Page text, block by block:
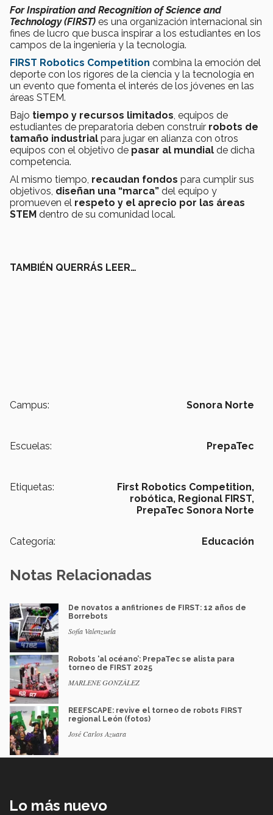
For Inspiration and Recognition of Science and
Technology (FIRST) es una organización internacional sin
fines de lucro que busca inspirar a los estudiantes en los
campos de la ingeniería y la tecnología.
FIRST Robotics Competition combina la emoción del
deporte con los rigores de la ciencia y la tecnología en
un evento que fomenta el interés de los jóvenes en las
áreas STEM.
Bajo tiempo y recursos limitados , equipos de
estudiantes de preparatoria deben construir robots de
tamaño industrial para jugar en alianza con otros
equipos con el objetivo de pasar al mundial de dicha
competencia.
Al mismo tiempo, recaudan fondos para cumplir sus
objetivos, diseñan una “marca” del equipo y
promueven el respeto y el aprecio por las áreas
STEM dentro de su comunidad local.
TAMBIÉN QUERRÁS LEER…
Campus: Sonora Norte
Escuelas: PrepaTec
Etiquetas:
First Robotics Competition,
robótica, Regional FIRST,
PrepaTec Sonora Norte
Categoría: Educación
Notas Relacionadas
De novatos a anfitriones de FIRST: 12 años de
Borrebots
Sofía Valenzuela
Robots ‘al océano’: PrepaTec se alista para
torneo de FIRST 2025
MARLENE GONZÁLEZ
REEFSCAPE: revive el torneo de robots FIRST
regional León (fotos)
José Carlos Azuara
Lo más nuevo